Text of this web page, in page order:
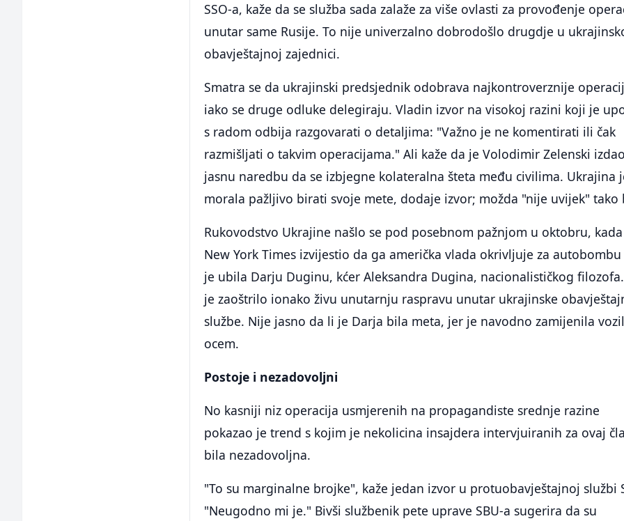
SSO-a, kaže da se služba sada zalaže za više ovlasti za provođenje
unutar same Rusije. To nije univerzalno dobrodošlo drugdje u
obavještajnoj zajednici.
Smatra se da ukrajinski predsjednik odobrava najkontroverznije
iako se druge odluke delegiraju. Vladin izvor na visokoj razini koji je
s radom odbija razgovarati o detaljima: "Važno je ne komentirati ili čak
razmišljati o takvim operacijama." Ali kaže da je Volodimir Zelenski izdao
jasnu naredbu da se izbjegne kolateralna šteta među civilima. Ukrajina
morala pažljivo birati svoje mete, dodaje izvor; možda "nije uvijek" tako
Rukovodstvo Ukrajine našlo se pod posebnom pažnjom u oktobru,
New York Times izvijestio da ga američka vlada okrivljuje za
je ubila Darju Duginu, kćer Aleksandra Dugina, nacionalističkog
je zaoštrilo ionako živu unutarnju raspravu unutar ukrajinske
službe. Nije jasno da li je Darja bila meta, jer je navodno zamijenila
ocem.
Postoje i nezadovoljni
No kasniji niz operacija usmjerenih na propagandiste srednje razine
pokazao je trend s kojim je nekolicina insajdera intervjuiranih za ovaj
bila nezadovoljna.
"To su marginalne brojke", kaže jedan izvor u protuobavještajnoj službi
"Neugodno mi je." Bivši službenik pete uprave SBU-a sugerira da su